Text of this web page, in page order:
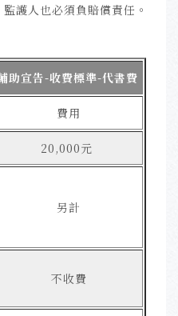
護人也必須負賠償責任。
助宣告-收費標準-代書費
費用
20,000元
另計
不收費